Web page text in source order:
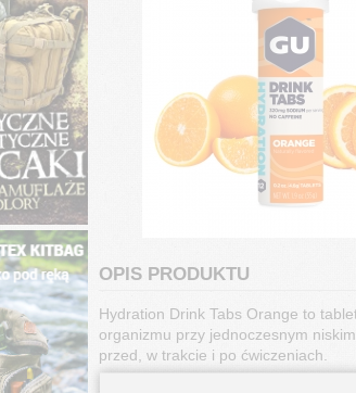
OPIS PRODUKTU
Hydration Drink Tabs Orange to
organizmu przy jednoczesnym
przed, w trakcie i po ćwiczeniach.
Składniki: kwas cytrynowy,